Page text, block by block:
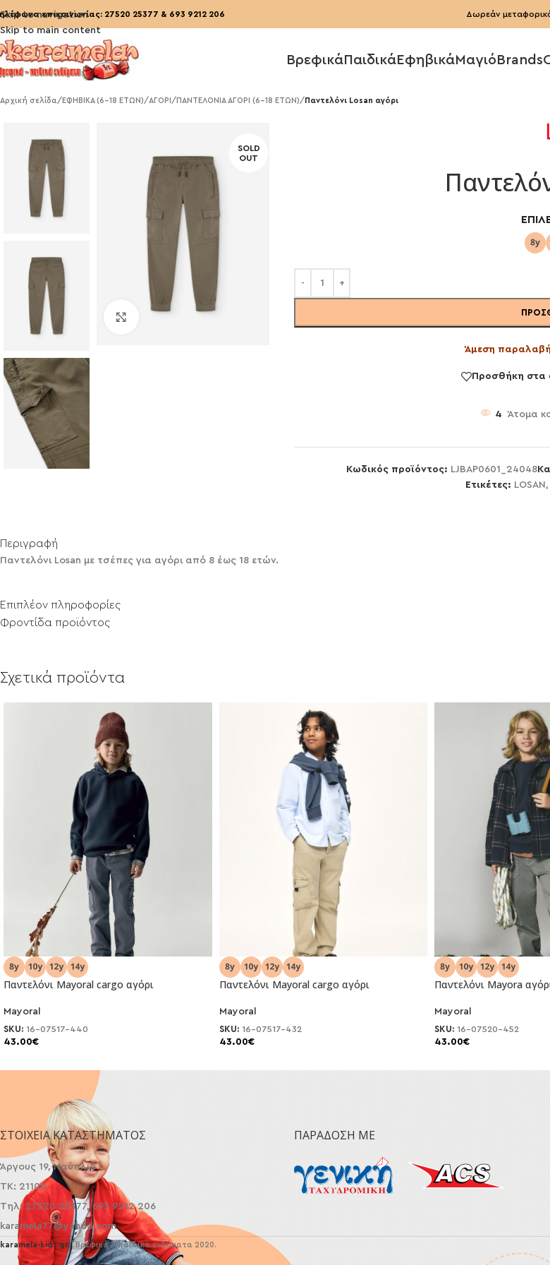
Skip to navigation
Skip to main content
επικοινωνίας: 27520 25377 & 693 9212 206 Δωρεάν
Βρεφικά Παιδικά ΕφηβικάΜαγιό Brands
Αρχική σελίδα/ ΕΦΗΒΙΚΑ (6-18 ΕΤΩΝ)/ΑΓΟΡΙ / ΠΑΝΤΕΛΟΝΙΑ ΑΓΟΡΙ (6-18 ΕΤΩΝ)/ Παντελόνι Losan αγόρι
SOLD
OUT
Άμεση
Προσθήκη στα
4 Άτομα
Κωδικός προϊόντος: LJBAP0601_24048
Ετικέτες: LOSAN,
Περιγραφή
Παντελόνι Losan με τσέπες για αγόρι από 8 έως 18 ετών.
Επιπλέον πληροφορίες
Φροντίδα προϊόντος
Σχετικά προϊόντα
NEO
Παντελόνι Μayoral cargo αγόρι
Mayoral
SKU: 16-07517-440
43.00€
NEO
Παντελόνι Μayoral cargo αγόρι
Mayoral
SKU: 16-07517-432
43.00€
NEO
Παντελόνι Μayora
Mayoral
SKU: 16-07520-452
43.00€
ΣΤΟΙΧΕΊΑ ΚΑΤΑΣΤΉΜΑΤΟΣ
Άργους 19, Ναύπλιο
ΤΚ: 21100
Τηλ: 27520 25377, 693 9212 206
karamela77@yahoo.com
ΠΑΡΆΔΟΣΗ ΜΕ
karamela-kids.gr | Βρεφικά - παιδικά ενδύματα 2020.